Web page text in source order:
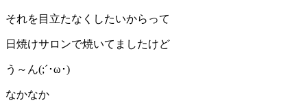
それを目立たなくしたいからって
日焼けサロンで焼いてましたけど
う～ん(;´･ω･)
なかなか